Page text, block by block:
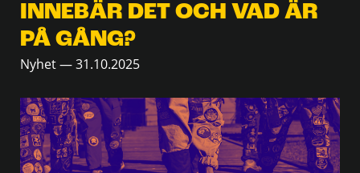
INNEBÄR DET OCH VAD ÄR
PÅ GÅNG?
Nyhet — 31.10.2025